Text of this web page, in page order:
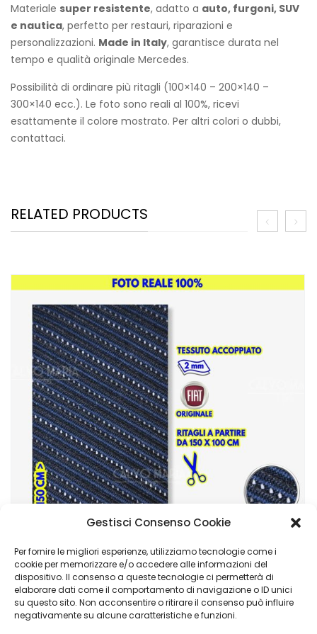
Gestisci Consenso Cookie
Per fornire le migliori esperienze, utilizziamo tecnologie come i
cookie per memorizzare e/o accedere alle informazioni del
dispositivo. Il consenso a queste tecnologie ci permetterà di
elaborare dati come il comportamento di navigazione o ID unici
su questo sito. Non acconsentire o ritirare il consenso può influire
negativamente su alcune caratteristiche e funzioni.
Materiale super resistente, adatto a auto, furgoni, SUV
e nautica, perfetto per restauri, riparazioni e
personalizzazioni. Made in Italy, garantisce durata nel
tempo e qualità originale Mercedes.
Possibilità di ordinare più ritagli (100×140 – 200×140 –
300×140 ecc.). Le foto sono reali al 100%, ricevi
esattamente il colore mostrato. Per altri colori o dubbi,
contattaci.
RELATED PRODUCTS
Fiat Panda 169 Tessuto Al Metro Originale – Cotone Accoppiato 2mm
29,90€